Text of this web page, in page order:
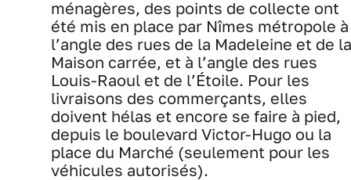
ménagères, des points de collecte ont
été mis en place par Nîmes métropole à
l’angle des rues de la Madeleine et de la
Maison carrée, et à l’angle des rues
Louis-Raoul et de l’Étoile. Pour les
livraisons des commerçants, elles
doivent hélas et encore se faire à pied,
depuis le boulevard Victor-Hugo ou la
place du Marché (seulement pour les
véhicules autorisés).